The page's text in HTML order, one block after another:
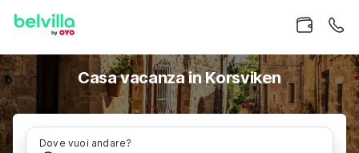
Casa vacanza in Korsviken
Dove vuoi andare?